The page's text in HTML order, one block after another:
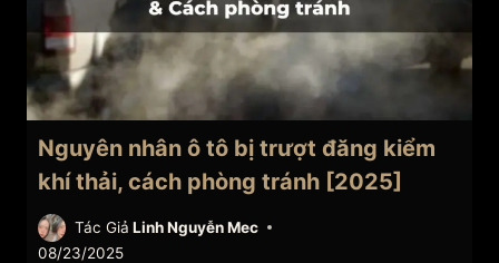
Nguyên nhân ô tô bị trượt đăng kiểm
khí thải, cách phòng tránh [2025]
Tác Giả Linh Nguyễn Mec
08/23/2025